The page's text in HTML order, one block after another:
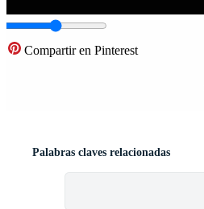
Compartir en Pinterest
Palabras claves relacionadas